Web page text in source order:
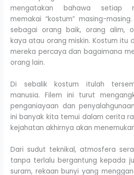
mengatakan bahawa setiap
memakai “kostum” masing-
sebagai orang baik, orang alim,
kaya atau orang miskin. Kostum itu
mereka percaya dan bagaimana
orang lain.
Di sebalik kostum itulah
manusia. Filem ini turut
penganiayaan dan
ini banyak kita temui dalam cerita
kejahatan akhirnya akan
Dari sudut teknikal, atmosfera
tanpa terlalu bergantung kepada
suram, rekaan bunyi yang